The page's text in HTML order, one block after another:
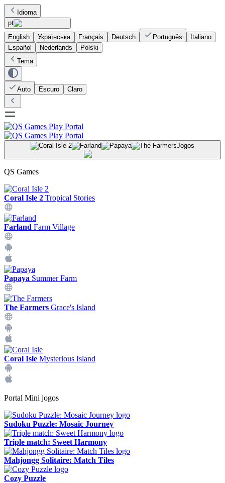
Idioma
pt
English
Українська Français Deutsch Português
Italiano
Español
Nederlands
Polski
Tema
Auto Escuro Claro
Jogos
QS Games
Coral Isle 2 Tropical Stories
Farland Farm Village
Papaya Summer Farm
The Farmers Grace's Island
Coral Isle Mysterious Island
Portal Mini jogos
Sudoku Puzzle: Mosaic Journey
Triple match: Sweet Harmony
Mahjongg Solitaire: Match Tiles
Cozy Puzzle